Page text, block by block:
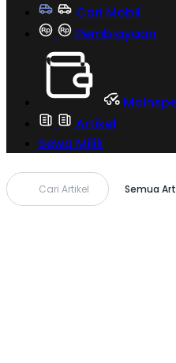
Cari Mobil
Pembiayaan
Artikel
Sewa Milik
Cari Artikel Semua